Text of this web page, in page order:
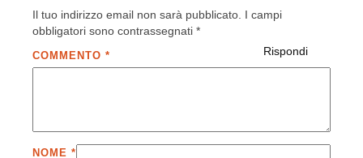
Rispondi
Il tuo indirizzo email non sarà pubblicato. I campi
obbligatori sono contrassegnati *
COMMENTO *
NOME *